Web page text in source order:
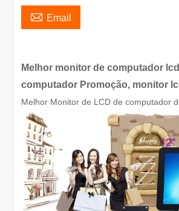
 Email
Melhor monitor de computador
computador Promoção, monitor
Melhor Monitor de LCD de computador